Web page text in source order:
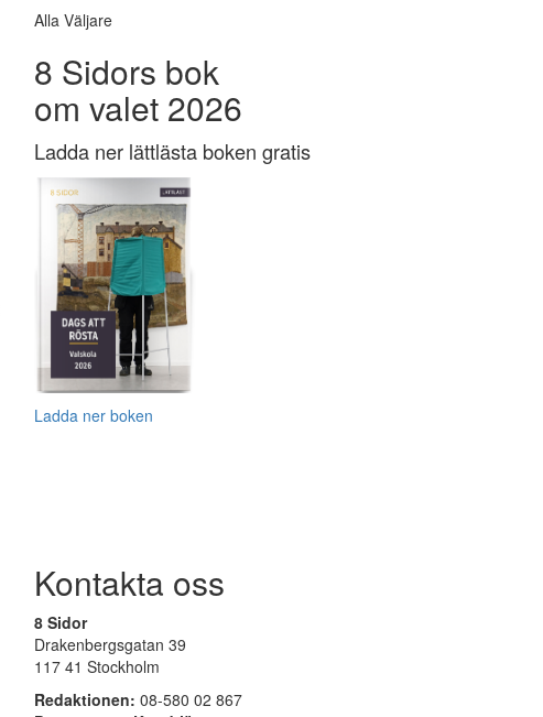
Alla Väljare
8 Sidors bok
om valet 2026
Ladda ner lättlästa boken gratis
Ladda ner boken
Kontakta oss
8 Sidor
Drakenbergsgatan 39
117 41 Stockholm
Redaktionen: 08-580 02 867